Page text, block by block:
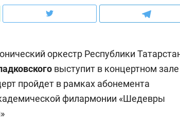
оркестр Республики
выступит в концертном зале
пройдет в рамках абонемента
филармонии «Шедевры
рок-концерт
с чак-чаком: как
«Прорывы